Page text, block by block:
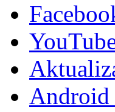
Android